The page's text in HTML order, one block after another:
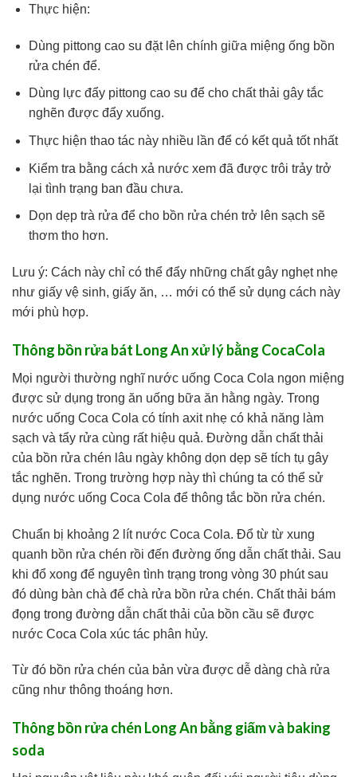
Thực hiện:
Dùng pittong cao su đặt lên chính giữa miệng ống bồn
rửa chén để.
Dùng lực đẩy pittong cao su để cho chất thải gây tắc
nghẽn được đẩy xuống.
Thực hiện thao tác này nhiều lần để có kết quả tốt nhất
Kiểm tra bằng cách xả nước xem đã được trôi trảy trở
lại tình trạng ban đầu chưa.
Dọn dẹp trà rửa để cho bồn rửa chén trở lên sạch sẽ
thơm tho hơn.
Lưu ý: Cách này chỉ có thể đẩy những chất gây nghẹt nhẹ
như giấy vệ sinh, giấy ăn, … mới có thể sử dụng cách này
mới phù hợp.
Thông bồn rửa bát Long An xử lý bằng CocaCola
Mọi người thường nghĩ nước uống Coca Cola ngon miệng
được sử dụng trong ăn uống bữa ăn hằng ngày. Trong
nước uống Coca Cola có tính axit nhẹ có khả năng làm
sạch và tẩy rửa cùng rất hiệu quả. Đường dẫn chất thải
của bồn rửa chén lâu ngày không dọn dẹp sẽ tích tụ gây
tắc nghẽn. Trong trường hợp này thì chúng ta có thể sử
dụng nước uống Coca Cola để thông tắc bồn rửa chén.
Chuẩn bị khoảng 2 lít nước Coca Cola. Đổ từ từ xung
quanh bồn rửa chén rồi đến đường ống dẫn chất thải. Sau
khi đổ xong để nguyên tình trạng trong vòng 30 phút sau
đó dùng bàn chà để chà rửa bồn rửa chén. Chất thải bám
đọng trong đường dẫn chất thải của bồn cầu sẽ được
nước Coca Cola xúc tác phân hủy.
Từ đó bồn rửa chén của bản vừa được dễ dàng chà rửa
cũng như thông thoáng hơn.
Thông bồn rửa chén Long An bằng giấm và baking
soda